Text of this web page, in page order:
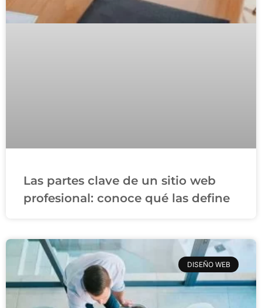
Las partes clave de un sitio web
profesional: conoce qué las define
DISEÑO WEB